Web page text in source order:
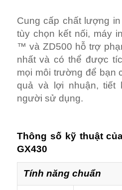
Cung cấp chất lượng
tùy chọn kết nối, máy
™ và ZD500 hỗ trợ
nhất và có thể được
mọi môi trường để bạn
quả và lợi nhuận, tiết
người sử dụng.
Thông số kỹ thuật
GX430
Tính năng chuẩn